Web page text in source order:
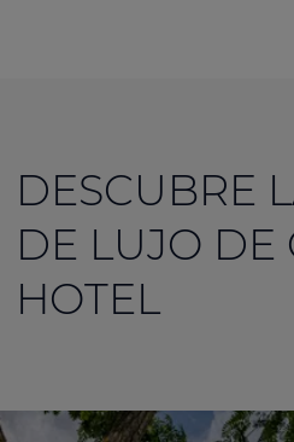
DESCUBRE
DE LUJO DE
HOTEL